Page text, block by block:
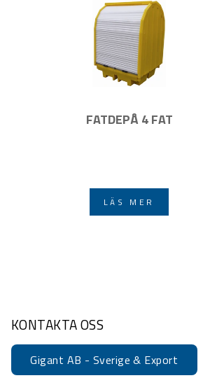
FATDEPÅ 4 FAT
LÄS MER
KONTAKTA OSS
Gigant AB - Sverige & Export